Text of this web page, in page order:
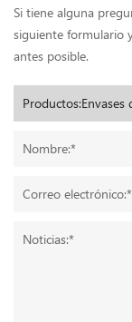
Si tiene alguna
siguiente formulario
antes posible.